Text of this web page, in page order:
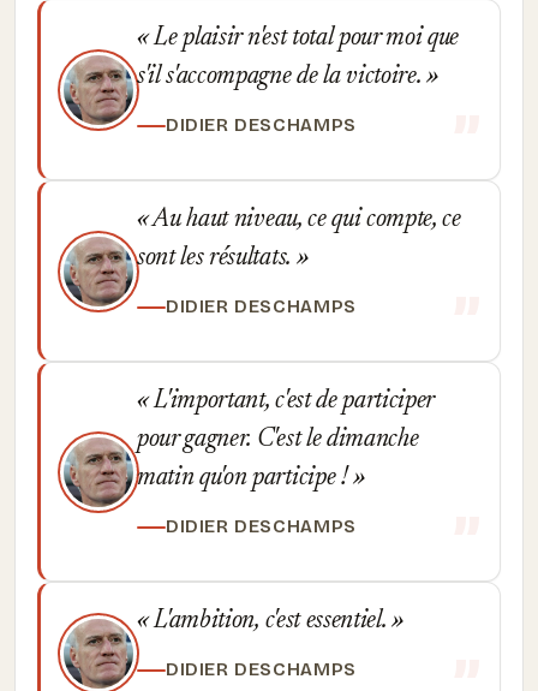
Le plaisir n'est total pour moi que
s'il s'accompagne de la victoire.
DIDIER DESCHAMPS
Au haut niveau, ce qui compte, ce
sont les résultats.
DIDIER DESCHAMPS
L'important, c'est de participer
pour gagner. C'est le dimanche
matin qu'on participe !
DIDIER DESCHAMPS
L'ambition, c'est essentiel.
DIDIER DESCHAMPS